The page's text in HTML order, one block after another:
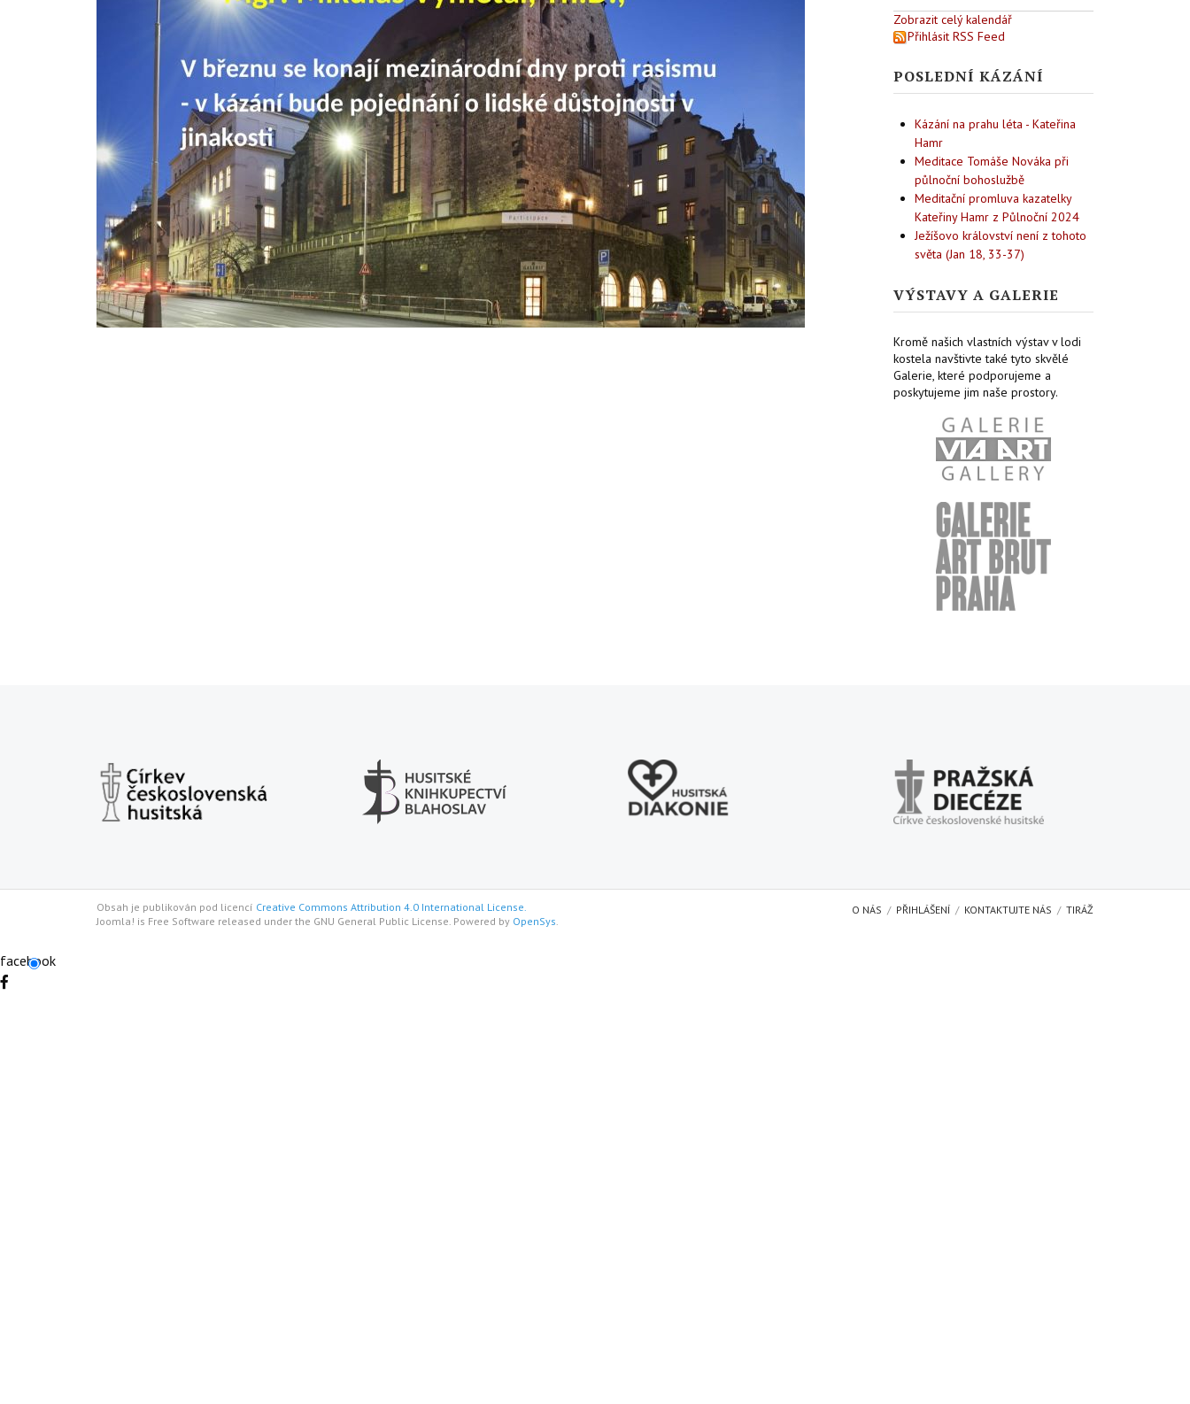
Zobrazit celý kalendář
Přihlásit RSS Feed
POSLEDNÍ KÁZÁNÍ
Kázání na prahu léta - Kateřina
Hamr
Meditace Tomáše Nováka při
půlnoční bohoslužbě
Meditační promluva kazatelky
Kateřiny Hamr z Půlnoční 2024
Ježíšovo království není z tohoto
světa (Jan 18, 33-37)
VÝSTAVY A GALERIE
Kromě našich vlastních výstav v lodi
kostela navštivte také tyto skvělé
Galerie, které podporujeme a
poskytujeme jim naše prostory.
Obsah je publikován pod licencí Creative Commons Attribution 4.0 International License.
Joomla! is Free Software released under the GNU General Public License. Powered by OpenSys.
O NÁS PŘIHLÁŠENÍ KONTAKTUJTE NÁS TIRÁŽ
facebook